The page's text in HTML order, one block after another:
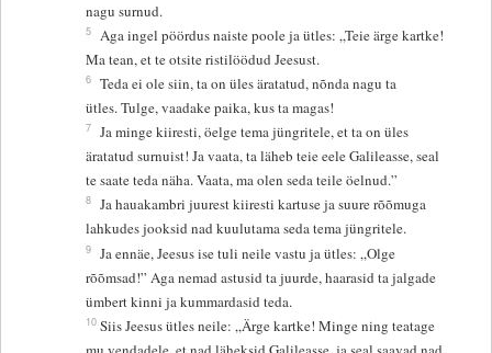
nagu surnud.
5 Aga ingel pöördus naiste poole ja ütles: „Teie ärge kartke!
Ma tean, et te otsite ristilöödud Jeesust.
6 Teda ei ole siin, ta on üles äratatud, nõnda nagu ta
ütles. Tulge, vaadake paika, kus ta magas!
7 Ja minge kiiresti, öelge tema jüngritele, et ta on üles
äratatud surnuist! Ja vaata, ta läheb teie eele Galileasse, seal
te saate teda näha. Vaata, ma olen seda teile öelnud.”
8 Ja hauakambri juurest kiiresti kartuse ja suure rõõmuga
lahkudes jooksid nad kuulutama seda tema jüngritele.
9 Ja ennäe, Jeesus ise tuli neile vastu ja ütles: „Olge
rõõmsad!” Aga nemad astusid ta juurde, haarasid ta jalgade
ümbert kinni ja kummardasid teda.
10 Siis Jeesus ütles neile: „Ärge kartke! Minge ning teatage